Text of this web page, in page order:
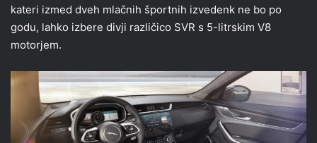
kateri izmed dveh mlačnih športnih izvedenk ne bo po
godu, lahko izbere divji različico SVR s 5-litrskim V8
motorjem.